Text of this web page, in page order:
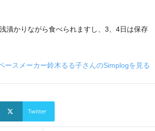
漬かりながら食べられますし、3、4日は保存
ースメーカー鈴木るる子さんのSimplogを見る
Twitter